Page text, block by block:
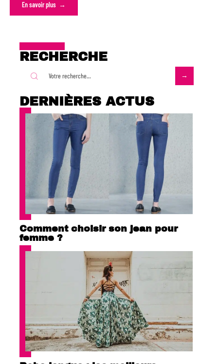
En savoir plus
RECHERCHE
DERNIÈRES ACTUS
Comment choisir son jean pour
femme ?